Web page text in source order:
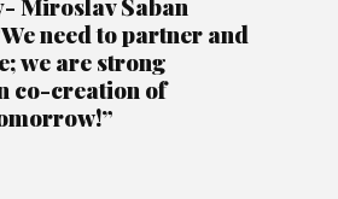
need to partner and
we are strong
co-creation of